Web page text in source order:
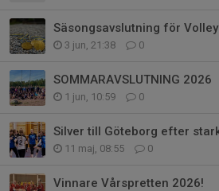
3 jun, 21:38 0
SOMMARAVSLUTNING 2026
1 jun, 10:59 0
11 maj, 08:55 0
Vinnare Vårspretten 2026!